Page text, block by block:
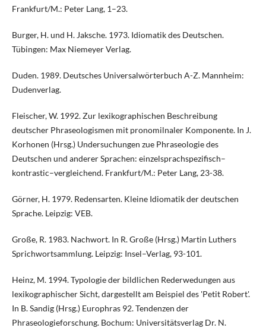
Frankfurt/M.: Peter Lang, 1–23.
Burger, H. und H. Jaksche. 1973. Idiomatik des Deutschen.
Tübingen: Max Niemeyer Verlag.
Duden. 1989. Deutsches Universalwörterbuch A-Z. Mannheim:
Dudenverlag.
Fleischer, W. 1992. Zur lexikographischen Beschreibung
deutscher Phraseologismen mit pronomilnaler Komponente. In J.
Korhonen (Hrsg.) Undersuchungen zue Phraseologie des
Deutschen und anderer Sprachen: einzelsprachspezifisch–
kontrastic–vergleichend. Frankfurt/M.: Peter Lang, 23-38.
Görner, H. 1979. Redensarten. Kleine Idiomatik der deutschen
Sprache. Leipzig: VEB.
Große, R. 1983. Nachwort. In R. Große (Hrsg.) Martin Luthers
Sprichwortsammlung. Leipzig: Insel–Verlag, 93-101.
Heinz, M. 1994. Typologie der bildlichen Rederwedungen aus
lexikographischer Sicht, dargestellt am Beispiel des 'Petit Robert'.
In B. Sandig (Hrsg.) Europhras 92. Tendenzen der
Phraseologieforschung. Bochum: Universitätsverlag Dr. N.